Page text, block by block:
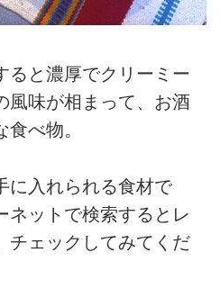
ると濃厚でクリーミー
風味が相まって、お酒
べ物。
に入れられる食材で
ネットで検索するとレ
チェックしてみてくだ